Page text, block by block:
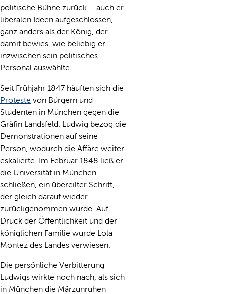
politische Bühne zurück – auch er
liberalen Ideen aufgeschlossen,
ganz anders als der König, der
damit bewies, wie beliebig er
inzwischen sein politisches
Personal auswählte.
Seit Frühjahr 1847 häuften sich die
Proteste von Bürgern und
Studenten in München gegen die
Gräfin Landsfeld. Ludwig bezog die
Demonstrationen auf seine
Person, wodurch die Affäre weiter
eskalierte. Im Februar 1848 ließ er
die Universität in München
schließen, ein übereilter Schritt,
der gleich darauf wieder
zurückgenommen wurde. Auf
Druck der Öffentlichkeit und der
königlichen Familie wurde Lola
Montez des Landes verwiesen.
Die persönliche Verbitterung
Ludwigs wirkte noch nach, als sich
in München die Märzunruhen